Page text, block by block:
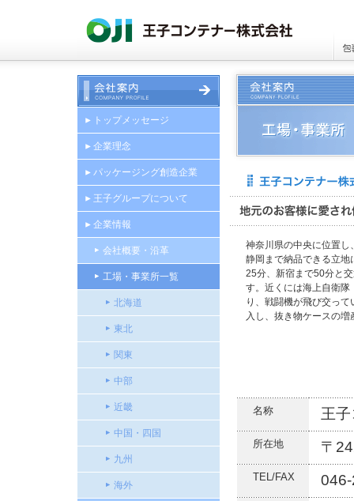
神奈川県の中央に位置
静岡まで納品できる立
25分、新宿まで50分と
す。近くには海上自衛隊
り、戦闘機が飛び交っ
入し、抜き物ケースの
名称 王
所在地 〒
TEL/FAX
トップメッセージ
企業理念
パッケージング創造企業
王子グループについて
企業情報
会社概要・沿革
工場・事業所一覧
北海道
東北
関東
中部
近畿
中国・四国
九州
海外